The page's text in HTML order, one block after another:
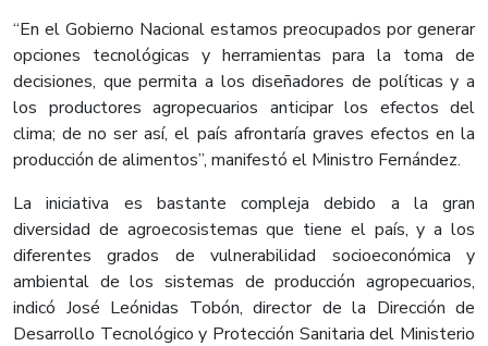
“En el Gobierno Nacional estamos preocupados por generar
opciones tecnológicas y herramientas para la toma de
decisiones, que permita a los diseñadores de políticas y a
los productores agropecuarios anticipar los efectos del
clima; de no ser así, el país afrontaría graves efectos en la
producción de alimentos”, manifestó el Ministro Fernández.
La iniciativa es bastante compleja debido a la gran
diversidad de agroecosistemas que tiene el país, y a los
diferentes grados de vulnerabilidad socioeconómica y
ambiental de los sistemas de producción agropecuarios,
indicó José Leónidas Tobón, director de la Dirección de
Desarrollo Tecnológico y Protección Sanitaria del Ministerio